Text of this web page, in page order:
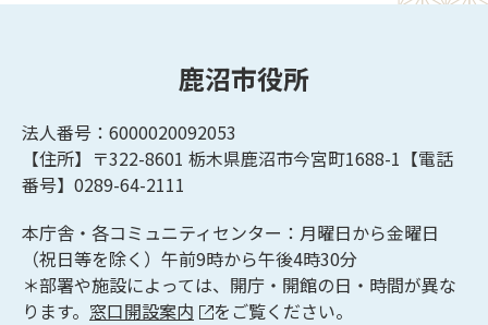
鹿沼市役所
法人番号：6000020092053
【住所】〒322-8601 栃木県鹿沼市今宮町1688-1【電話
番号】0289-64-2111
本庁舎・各コミュニティセンター：月曜日から金曜日
（祝日等を除く）午前9時から午後4時30分
＊部署や施設によっては、開庁・開館の日・時間が異な
ります。 窓口開設案内 をご覧ください。